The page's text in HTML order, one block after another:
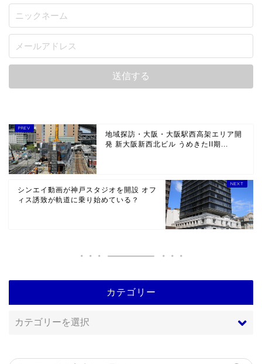
地域探訪・大阪・大阪駅西高架エリア開
発 新大阪新西北ビル うめきたII期...
シンエイ動画が神戸スタジオを開設 オフ
ィス誘致が軌道に乗り始めている？
カテゴリー